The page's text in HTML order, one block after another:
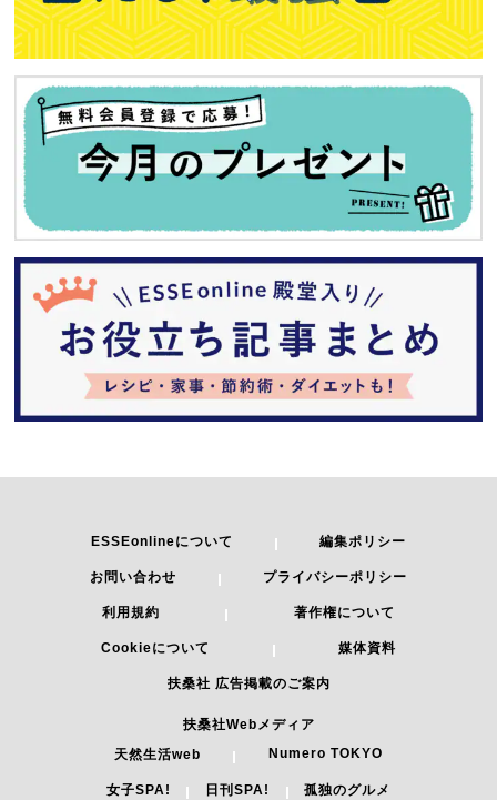
ESSEonlineについて 編集ポリシー
お問い合わせ プライバシーポリシー
利用規約 著作権について
Cookieについて 媒体資料
扶桑社 広告掲載のご案内
扶桑社Webメディア
天然生活web
Numero TOKYO
女子SPA! 日刊SPA! 孤独のグルメ